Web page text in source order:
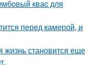
кваc для
перед камерой, и
жизнь становится еще